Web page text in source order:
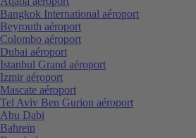
Bangkok International aéroport
Beyrouth aéroport
Colombo aéroport
Dubai aéroport
Istanbul Grand aéroport
Izmir aéroport
Mascate aéroport
Tel Aviv Ben Gurion aéroport
Abu Dabi
Bahreïn